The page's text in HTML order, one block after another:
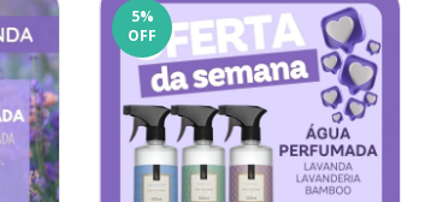
5%
OFF